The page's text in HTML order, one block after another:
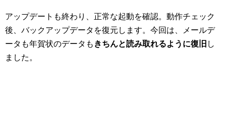
アップデートも終わり、正常な起動を確認。動作チェック
後、バックアップデータを復元します。今回は、メールデ
ータも年賀状のデータも きちんと読み取れるように復旧 し
ました。